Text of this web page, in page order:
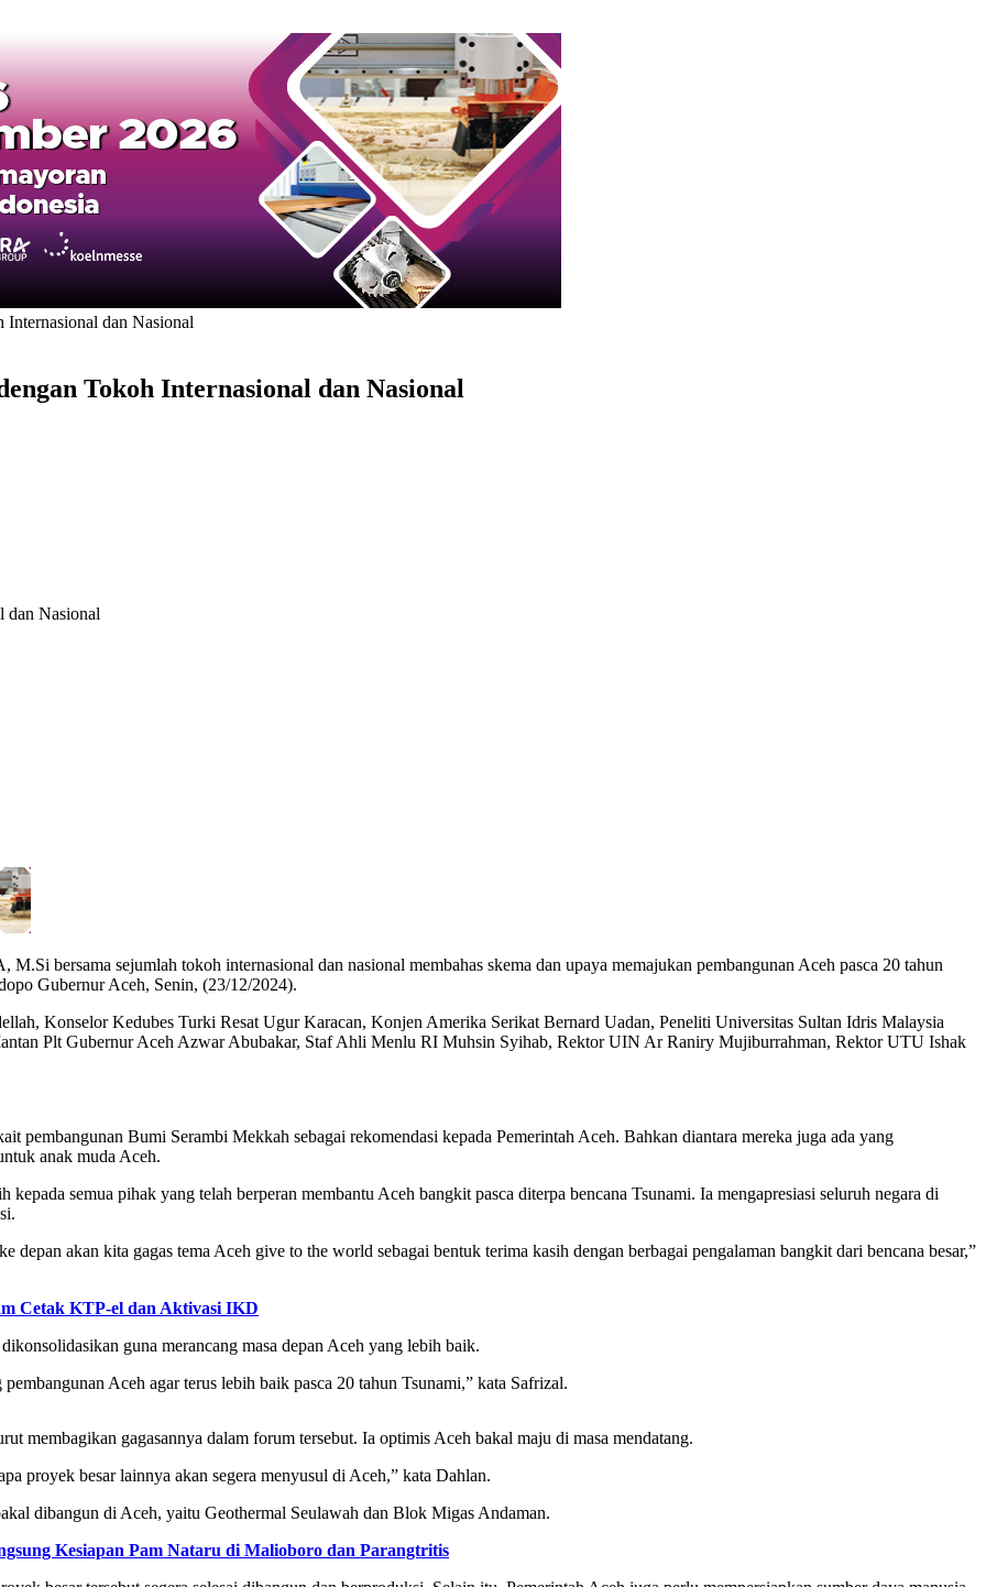
dan Nasional
Tokoh Internasional dan Nasional
dan Nasional
bersama sejumlah tokoh internasional dan nasional membahas skema dan upaya memajukan pembangunan Aceh pasca 20 tahun
Gubernur Aceh, Senin, (23/12/2024).
Konselor Kedubes Turki Resat Ugur Karacan, Konjen Amerika Serikat Bernard Uadan, Peneliti Universitas Sultan Idris Malaysia
Plt Gubernur Aceh Azwar Abubakar, Staf Ahli Menlu RI Muhsin Syihab, Rektor UIN Ar Raniry Mujiburrahman, Rektor UTU Ishak
pembangunan Bumi Serambi Mekkah sebagai rekomendasi kepada Pemerintah Aceh. Bahkan diantara mereka juga ada yang
anak muda Aceh.
semua pihak yang telah berperan membantu Aceh bangkit pasca diterpa bencana Tsunami. Ia mengapresiasi seluruh negara di
depan akan kita gagas tema Aceh give to the world sebagai bentuk terima kasih dengan berbagai pengalaman bangkit dari bencana besar,”
Cetak KTP-el dan Aktivasi IKD
guna merancang masa depan Aceh yang lebih baik.
Aceh agar terus lebih baik pasca 20 tahun Tsunami,” kata Safrizal.
membagikan gagasannya dalam forum tersebut. Ia optimis Aceh bakal maju di masa mendatang.
proyek besar lainnya akan segera menyusul di Aceh,” kata Dahlan.
dibangun di Aceh, yaitu Geothermal Seulawah dan Blok Migas Andaman.
Kesiapan Pam Nataru di Malioboro dan Parangtritis